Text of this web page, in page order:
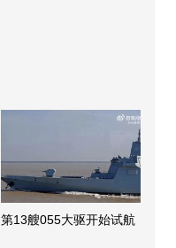
第13艘055大驱开始试航